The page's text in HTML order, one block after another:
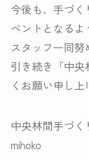
今後も、手づく
ベントとなるよ
スタッフ一同努
引き続き「中
くお願い申し上
中央林間手づ
mihoko